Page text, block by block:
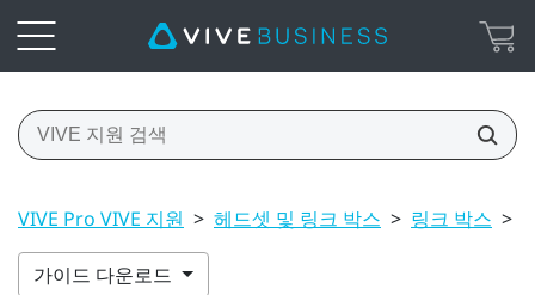
VIVE Pro VIVE 지원 > 헤드셋 및 링크 박스 > 링크 박스 >
가이드 다운로드